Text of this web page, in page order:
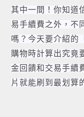
其中一間！你知道
易手續費之外，不
嗎？今天要介紹的
購物時計算出究竟
金回饋和交易手續
片就能刷到最划算